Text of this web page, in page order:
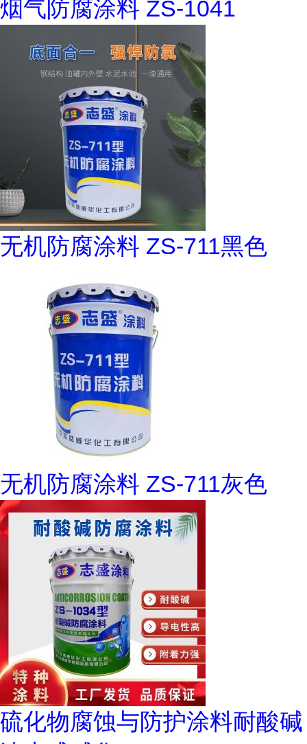
烟气防腐涂料 ZS-1041
无机防腐涂料 ZS-711黑色
无机防腐涂料 ZS-711灰色
硫化物腐蚀与防护涂料耐酸碱